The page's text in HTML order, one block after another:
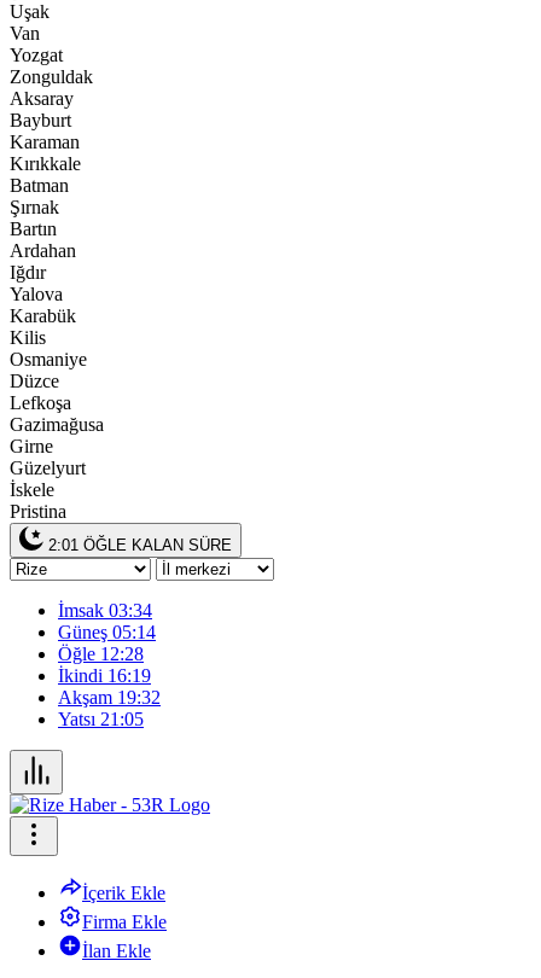
Uşak
Van
Yozgat
Zonguldak
Aksaray
Bayburt
Karaman
Kırıkkale
Batman
Şırnak
Bartın
Ardahan
Iğdır
Yalova
Karabük
Kilis
Osmaniye
Düzce
Lefkoşa
Gazimağusa
Girne
Güzelyurt
İskele
Pristina
2:01 ÖĞLE KALAN SÜRE
İmsak 03:34
Güneş 05:14
Öğle 12:28
İkindi 16:19
Akşam 19:32
Yatsı 21:05
İçerik Ekle
Firma Ekle
İlan Ekle